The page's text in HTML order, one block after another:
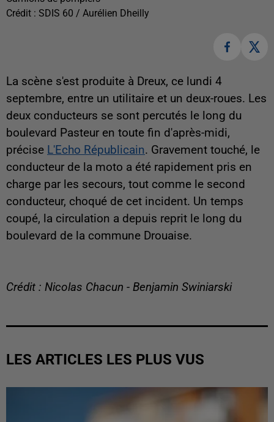
Crédit : SDIS 60 / Aurélien Dheilly
La scène s'est produite à Dreux, ce lundi 4
septembre, entre un utilitaire et un deux-roues. Les
deux conducteurs se sont percutés le long du
boulevard Pasteur en toute fin d'après-midi,
précise L'Echo Républicain. Gravement touché, le
conducteur de la moto a été rapidement pris en
charge par les secours, tout comme le second
conducteur, choqué de cet incident. Un temps
coupé, la circulation a depuis reprit le long du
boulevard de la commune Drouaise.
Crédit : Nicolas Chacun - Benjamin Swiniarski
LES ARTICLES LES PLUS VUS